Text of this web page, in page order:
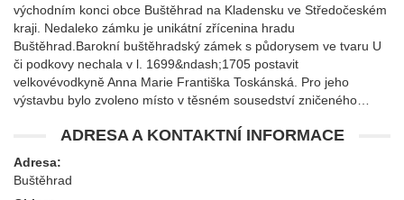
východním konci obce Buštěhrad na Kladensku ve Středočeském
kraji. Nedaleko zámku je unikátní zřícenina hradu
Buštěhrad.Barokní buštěhradský zámek s půdorysem ve tvaru U
či podkovy nechala v l. 1699&ndash;1705 postavit
velkovévodkyně Anna Marie Františka Toskánská. Pro jeho
výstavbu bylo zvoleno místo v těsném sousedství zničeného…
ADRESA A KONTAKTNÍ INFORMACE
Adresa:
Buštěhrad